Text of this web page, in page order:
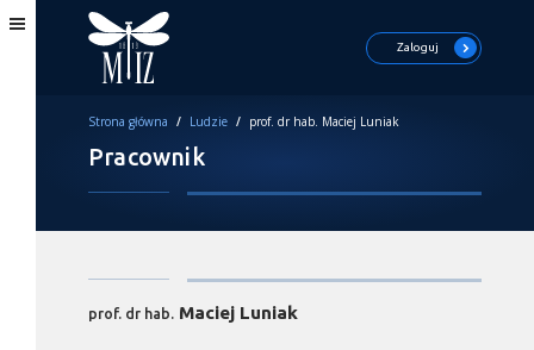
Zaloguj
Strona główna / Ludzie / prof. dr hab. Maciej Luniak
Pracownik
prof. dr hab. Maciej Luniak